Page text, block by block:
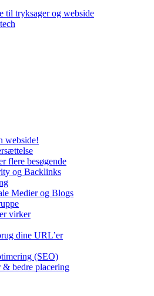
til tryksager og webside
webside!
flere besøgende
og Backlinks
Medier og Blogs
virker
dine URL’er
(SEO)
& bedre placering